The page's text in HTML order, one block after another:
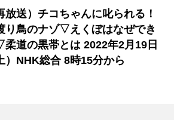
放送）チコちゃんに叱られる！
り鳥のナゾ▽えくぼはなぜでき
道の黒帯とは 2022年2月19日
）NHK総合 8時15分から